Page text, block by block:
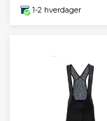
1-2 hverdager